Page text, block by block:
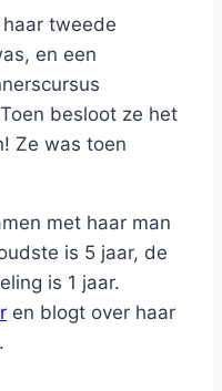
tweede
en een
besloot ze het
Ze was toen
met haar man
is 5 jaar, de
is 1 jaar.
en blogt over haar